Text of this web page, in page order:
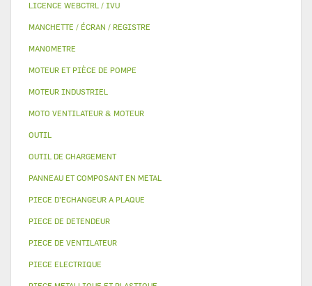
LICENCE WEBCTRL / IVU
MANCHETTE / ÉCRAN / REGISTRE
MANOMETRE
MOTEUR ET PIÈCE DE POMPE
MOTEUR INDUSTRIEL
MOTO VENTILATEUR & MOTEUR
OUTIL
OUTIL DE CHARGEMENT
PANNEAU ET COMPOSANT EN METAL
PIECE D'ECHANGEUR A PLAQUE
PIECE DE DETENDEUR
PIECE DE VENTILATEUR
PIECE ELECTRIQUE